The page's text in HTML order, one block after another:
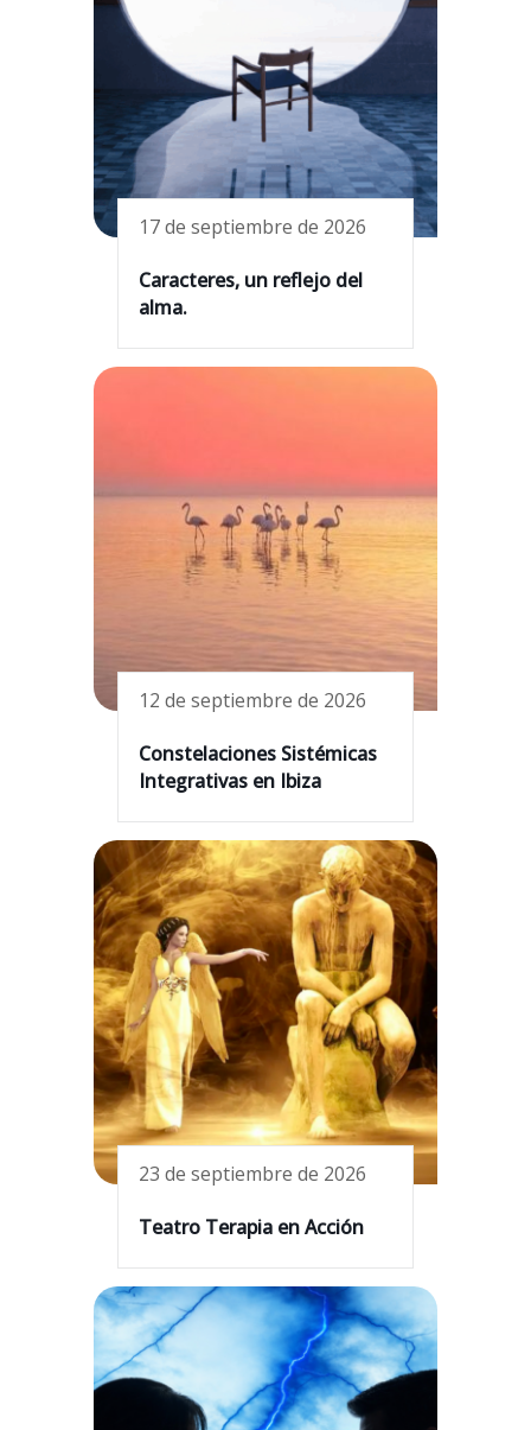
17 de septiembre de 2026
Caracteres, un reflejo del
alma.
12 de septiembre de 2026
Constelaciones Sistémicas
Integrativas en Ibiza
23 de septiembre de 2026
Teatro Terapia en Acción